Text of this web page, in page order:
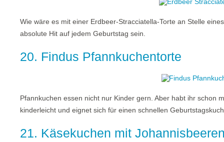
Wie wäre es mit einer Erdbeer-Stracciatella-Torte an Stelle
absolute Hit auf jedem Geburtstag sein.
20. Findus Pfannkuchentorte
Pfannkuchen essen nicht nur Kinder gern. Aber habt ihr schon
kinderleicht und eignet sich für einen schnellen
21. Käsekuchen mit